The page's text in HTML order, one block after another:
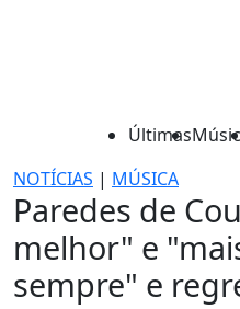
Últimas
NOTÍCIAS | MÚSICA
Paredes de
melhor" e
sempre" e